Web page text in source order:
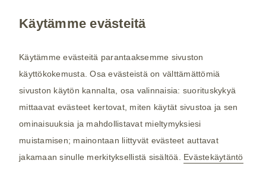
ammattilaiselta. Rokotussuositukset perustuvat
THL:nsuosituksiin. Maakohtaiset
rokotussuositukset perustuvatMatkailijan
terveysoppaaseen, jota toimittaa Kustannus Oy
Duodecim (aiemmin THL). Tarkistamme
maakohtaiset rokotesuositukset kahdesti
vuodessa.
Käytämme evästeitä
Käytämme evästeitä parantaaksemme sivuston
käyttökokemusta. Osa evästeistä on välttämättömiä
sivuston käytön kannalta, osa valinnaisia: suorituskykyä
mittaavat evästeet kertovat, miten käytät sivustoa ja sen
ominaisuuksia ja mahdollistavat mieltymyksiesi
muistamisen; mainontaan liittyvät evästeet auttavat
jakamaan sinulle merkityksellistä sisältöä. Evästekäytäntö